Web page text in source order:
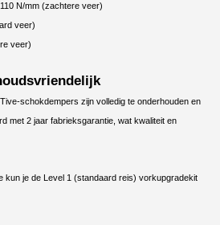
N/mm (zachtere veer)
veer)
veer)
schokdempers zijn volledig te onderhouden en
met 2 jaar fabrieksgarantie, wat kwaliteit en
kun je de Level 1 (standaard reis) vorkupgradekit